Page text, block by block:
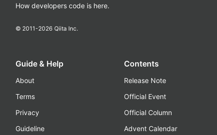
How developers code is here.
© 2011-2026 Qiita Inc.
Guide & Help
About
Terms
Privacy
Guideline
Contents
Release Note
Official Event
Official Column
Advent Calendar